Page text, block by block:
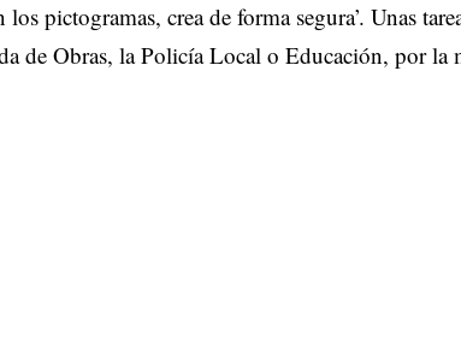
pictogramas, crea de forma segura’. Unas
de Obras, la Policía Local o Educación, por la